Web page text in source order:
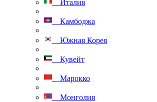
Италия
Камбоджа
Южная Корея
Кувейт
Марокко
Монголия